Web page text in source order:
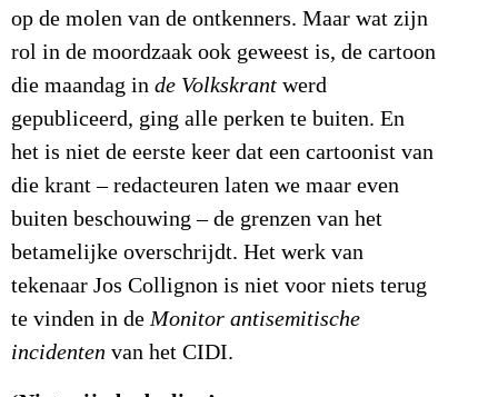
op de molen van de ontkenners. Maar wat zijn
rol in de moordzaak ook geweest is, de cartoon
die maandag in de Volkskrant werd
gepubliceerd, ging alle perken te buiten. En
het is niet de eerste keer dat een cartoonist van
die krant – redacteuren laten we maar even
buiten beschouwing – de grenzen van het
betamelijke overschrijdt. Het werk van
tekenaar Jos Collignon is niet voor niets terug
te vinden in deMonitor antisemitische
incidenten van het CIDI.